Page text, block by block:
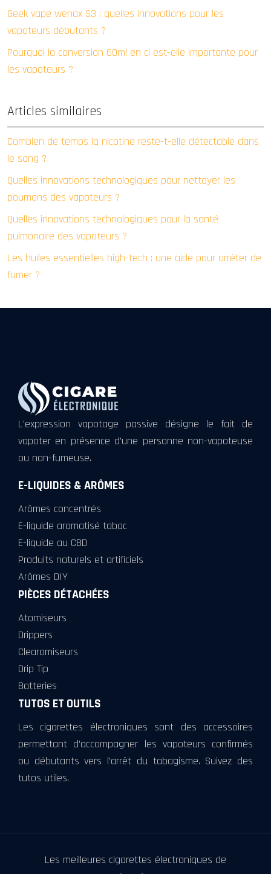
Geek vape wenax S3 : quelles innovations pour les
vapoteurs débutants ?
Pourquoi la conversion 60ml en cl est-elle importante pour
les vapoteurs ?
Articles similaires
Combien de temps la nicotine reste-t-elle détectable dans
le sang ?
Quelles innovations technologiques pour nettoyer les
poumons des vapoteurs ?
Quelles innovations technologiques pour la santé
pulmonaire des vapoteurs ?
Les huiles essentielles high-tech : une aide pour arrêter de
fumer ?
L’expression vapotage passive désigne le fait de
vapoter en présence d’une personne non-vapoteuse
ou non-fumeuse.
E-LIQUIDES & ARÔMES
Arômes concentrés
E-liquide aromatisé tabac
E-liquide au CBD
Produits naturels et artificiels
Arômes DIY
PIÈCES DÉTACHÉES
Atomiseurs
Drippers
Clearomiseurs
Drip Tip
Batteries
TUTOS ET OUTILS
Les cigarettes électroniques sont des accessoires
permettant d’accompagner les vapoteurs confirmés
ou débutants vers l’arrêt du tabagisme. Suivez des
tutos utiles.
Les meilleures cigarettes électroniques de